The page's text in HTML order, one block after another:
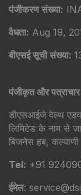
पंजीकरण संख्या:
वैधता: Aug 19,
बीएसई सूची संख्या:
पंजीकृत और पत्राचार
डीएसआईजे वेल्थ
लिमिटेड के नाम से
बिजनेस हब,
Tel: +91
ईमेल: